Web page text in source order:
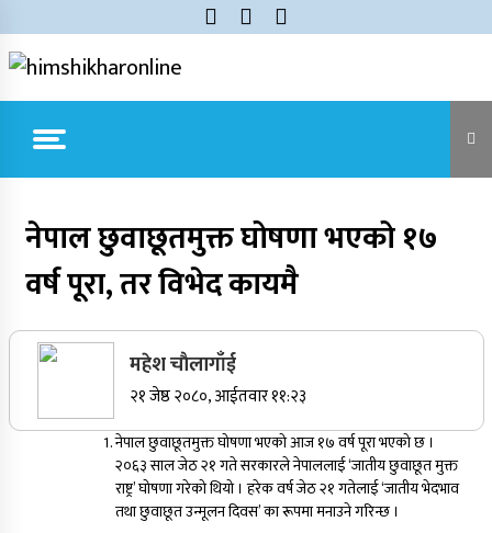
to
content
Himshikhar Online
जुम्लाबाट सुर्खेत र नेपालगञ्जतर्फ लैजाँदै गरिएको १८०
कार्टुन स्याउ प्रहरीले नियन्त्रणमा
सर्वोच्चले खारेज गर्‍यो दानबहादुर बुढाको रिट,
पदमुक्तिको निर्णय कायम
नेपाली कांग्रेसका वरिष्ठ नेता गोपालमान श्रेष्ठको निधन
नेपाल छुवाछूतमुक्त घोषणा भएको १७
वर्ष पूरा, तर विभेद कायमै
महेश चाैलागाँई
२१ जेष्ठ २०८०, आईतवार ११:२३
नेपाल छुवाछूतमुक्त घोषणा भएको आज १७ वर्ष पूरा भएको छ ।
२०६३ साल जेठ २१ गते सरकारले नेपाललाई ‘जातीय छुवाछूत मुक्त
राष्ट्र’ घोषणा गरेको थियो । हरेक वर्ष जेठ २१ गतेलाई ‘जातीय भेदभाव
तथा छुवाछूत उन्मूलन दिवस’ का रूपमा मनाउने गरिन्छ ।